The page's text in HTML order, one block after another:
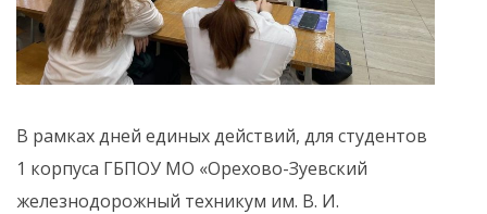
В рамках дней единых действий, для студентов
1 корпуса ГБПОУ МО «Орехово-Зуевский
железнодорожный техникум им. В. И.